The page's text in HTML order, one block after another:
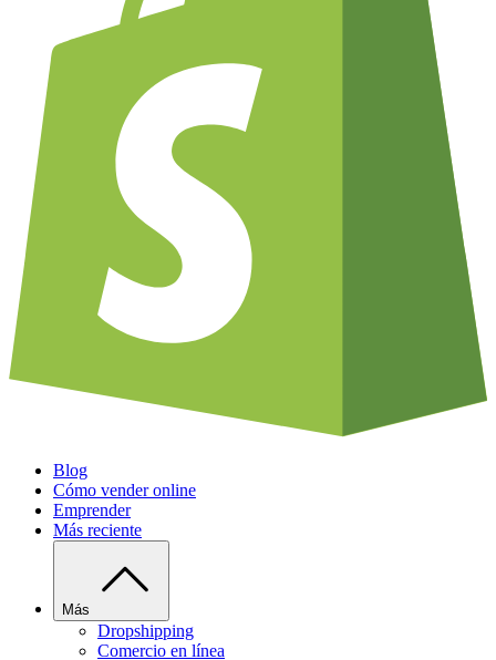
Blog
Cómo vender online
Emprender
Más reciente
Más
Dropshipping
Comercio en línea